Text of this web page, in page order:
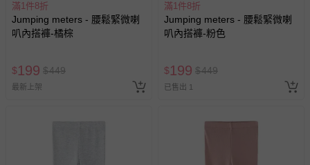
滿1件8折
Jumping meters - 腰鬆緊微喇
叭內搭褲-橘棕
$199 $449
最新上架
滿1件8折
Jumping meters - 腰鬆緊微喇
叭內搭褲-粉色
$199 $449
已售出 1